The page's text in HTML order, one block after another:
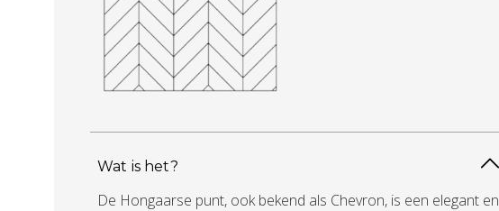
Wat is het?
De Hongaarse punt, ook bekend als Chevron, is een elegant en